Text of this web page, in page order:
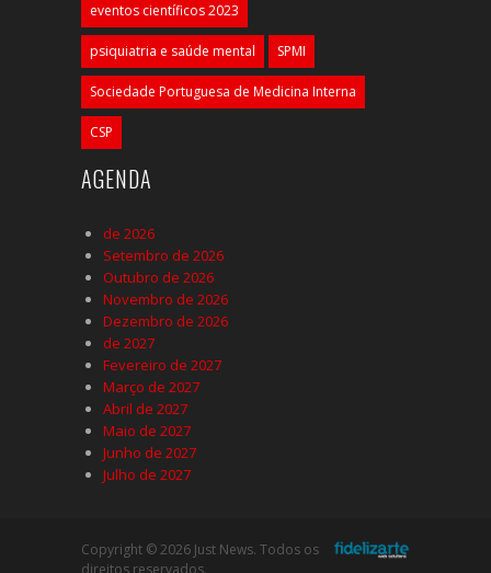
eventos científicos 2023
psiquiatria e saúde mental SPMI
Sociedade Portuguesa de Medicina Interna
CSP
AGENDA
de 2026
Setembro de 2026
Outubro de 2026
Novembro de 2026
Dezembro de 2026
de 2027
Fevereiro de 2027
Março de 2027
Abril de 2027
Maio de 2027
Junho de 2027
Julho de 2027
Copyright © 2026 Just News. Todos os